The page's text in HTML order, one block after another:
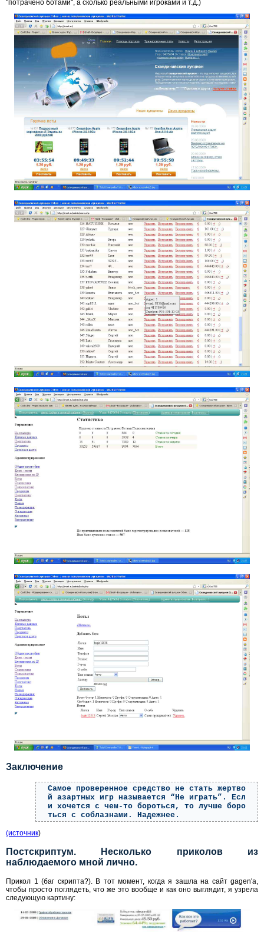
"потрачено ботами", а сколько реальными игроками и т.д.)
Заключение
Самое проверенное средство не стать жертво
й азартных игр называется “Не играть”. Есл
и хочется с чем-то бороться, то лучше боро
ться с соблазнами. Надежнее.
(источник)
Постскриптум. Несколько приколов из
наблюдаемого мной лично.
Прикол 1 (баг скрипта?). В тот момент, когда я зашла на сайт gagen'а,
чтобы просто поглядеть, что же это вообще и как оно выглядит, я узрела
следующую картину: